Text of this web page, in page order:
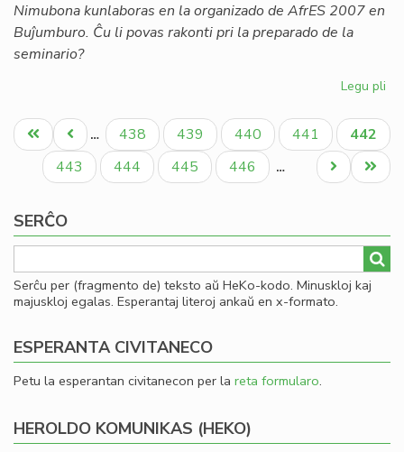
Nimubona kunlaboras en la organizado de AfrES 2007 en
Buĵumburo. Ĉu li povas rakonti pri la preparado de la
seminario?
Legu pli
el
Pagination
Unua
paĝo
Antaŭa
paĝo
… Paĝo
438 Paĝo
439 Paĝo
440 Paĝo
441
Aktuala
paĝo
442
Paĝo
443 Paĝo
444 Paĝo
445 Paĝo
446 …
Last
page
Next
page
SERĈO
Serĉu per (fragmento de) teksto aŭ HeKo-kodo. Minuskloj kaj
majuskloj egalas. Esperantaj literoj ankaŭ en x-formato.
ESPERANTA CIVITANECO
Petu la esperantan civitanecon per la reta formularo.
HEROLDO KOMUNIKAS (HEKO)